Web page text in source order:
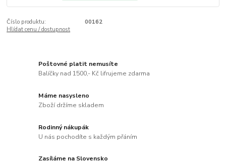
Číslo produktu:
00162
Hlídat cenu / dostupnost
Poštovné platit nemusíte
Balíčky nad 1500,- Kč lifrujeme zdarma
Máme nasysleno
Zboží držíme skladem
Rodinný nákupák
U nás pochodíte s každým přáním
Zasíláme na Slovensko